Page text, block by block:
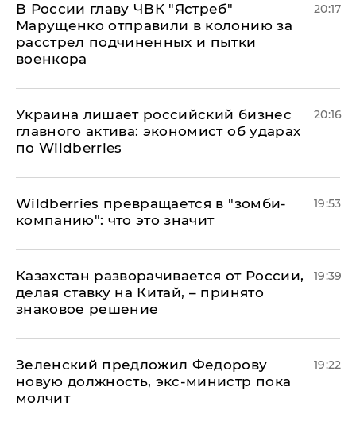
В России главу ЧВК "Ястреб"
Марущенко отправили в колонию за
расстрел подчиненных и пытки
военкора
20:17
​Украина лишает российский бизнес
главного актива: экономист об ударах
по Wildberries
20:16
Wildberries превращается в "зомби-
компанию": что это значит
19:53
Казахстан разворачивается от России,
делая ставку на Китай, – принято
знаковое решение
19:39
Зеленский предложил Федорову
новую должность, экс-министр пока
молчит
19:22